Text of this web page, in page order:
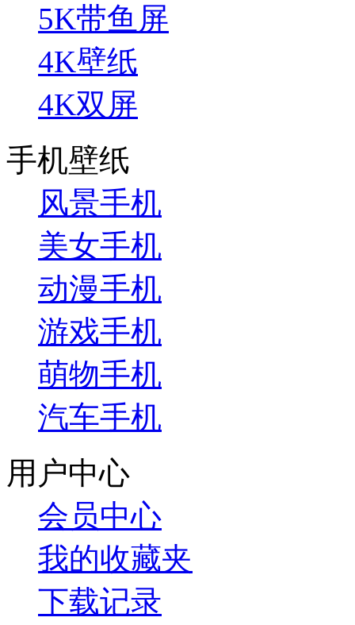
5K带鱼屏
4K壁纸
4K双屏
手机壁纸
风景手机
美女手机
动漫手机
游戏手机
萌物手机
汽车手机
用户中心
会员中心
我的收藏夹
下载记录